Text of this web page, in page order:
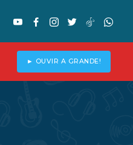
► OUVIR A GRANDE!